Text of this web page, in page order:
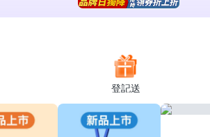
登記送